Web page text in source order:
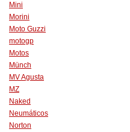
Mini
Morini
Moto Guzzi
motogp
Motos
Münch
MV Agusta
MZ
Naked
Neumáticos
Norton